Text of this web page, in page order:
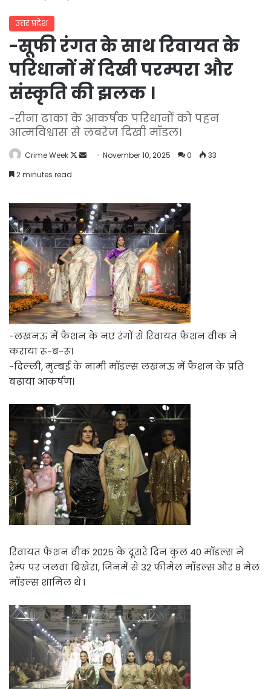
उत्तर प्रदेश
-सूफी रंगत के साथ रिवायत के
परिधानों में दिखी परम्परा और
संस्कृति की झलक ।
-रीना ढाका के आकर्षक परिधानों को पहन
आत्मविश्वास से लबरेज दिखी मॉडल।
Crime Week
Follow
SendNovember 10, 2025 0
33
2 minutes read
-लखनऊ में फैशन के नए रंगों से रिवायत फैशन वीक ने
कराया रू-ब-रू।
-दिल्ली, मुम्बई के नामी मॉडल्स लखनऊ में फैशन के प्रति
बढ़ाया आकर्षण।
रिवायत फैशन वीक 2025 के दूसरे दिन कुल 40 मॉडल्स ने
रैम्प पर जलवा बिखेरा, जिनमें से 32 फीमेल मॉडल्स और 8 मेल
मॉडल्स शामिल थे l